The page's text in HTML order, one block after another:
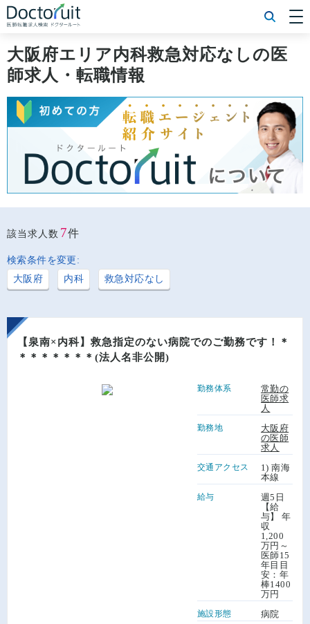
[常勤] 科目から探す
[常勤] 特徴から探す
[非常勤] エリアから探す
[非常勤] 科目から探す
Doctoruit医師転職特集
Doctoruitについて
運営者情報
プライバシーポリシー
大阪府エリア内科救急対応なしの医
師求人・転職情報
該当求人数 7件
検索条件を変更:
大阪府
内科 救急対応なし
【泉南×内科】救急指定のない病院でのご勤務です！＊
＊＊＊＊＊＊＊(法人名非公開)
勤務体系
常勤の
医師求
人
勤務地
大阪府
の医師
求人
交通アクセス
1) 南海
本線
給与
週5日
【給
与】 年
収
1,200
万円～
医師15
年目目
安：年
棒1400
万円
施設形態 病院